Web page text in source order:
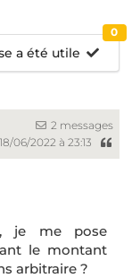
a été utile
0
2 messages
06/2022 à 23:13
je me pose
le montant
arbitraire ?